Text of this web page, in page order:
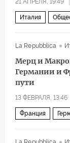
21 АПРЕЛЯ, 19:49
Италия
La Repubblica
Мерц и
Германии и
пути
13 ФЕВРАЛЯ, 13:46
Франция